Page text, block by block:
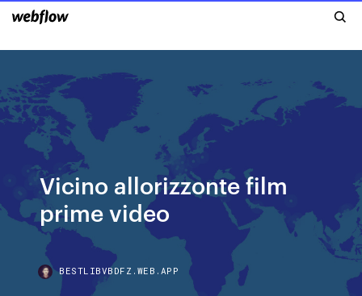
Vicino allorizzonte film
prime video
BESTLIBVBDFZ.WEB.APP